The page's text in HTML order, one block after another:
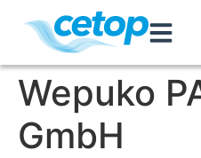
Wepuko
GmbH